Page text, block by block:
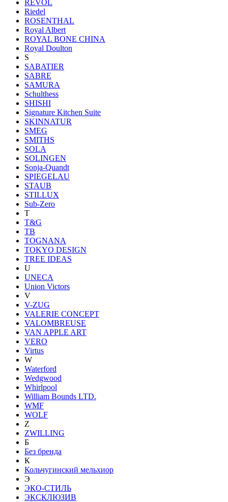
REVOL
Riedel
ROSENTHAL
Royal Albert
ROYAL BONE CHINA
Royal Doulton
S
SABATIER
SABRE
SAMURA
Schulthess
SHISHI
Signature Kitchen Suite
SKINNATUR
SMEG
SMITHS
SOLA
SOLINGEN
Sonja-Quandt
SPIEGELAU
STAUB
STILLUX
Sub-Zero
T
T&G
TB
TOGNANA
TOKYO DESIGN
TREE IDEAS
U
UNECA
Union Victors
V
V-ZUG
VALERIE CONCEPT
VALOMBREUSE
VAN APPLE ART
VERO
Virtus
W
Waterford
Wedgwood
Whirlpool
William Bounds LTD.
WMF
WOLF
Z
ZWILLING
Б
Без бренда
К
Кольчугинский мельхиор
Э
ЭКО-СТИЛЬ
ЭКСКЛЮЗИВ